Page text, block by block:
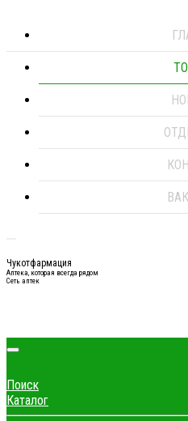
Чукотфармация
Аптека, которая всегда рядом
Сеть аптек
Поиск
Каталог